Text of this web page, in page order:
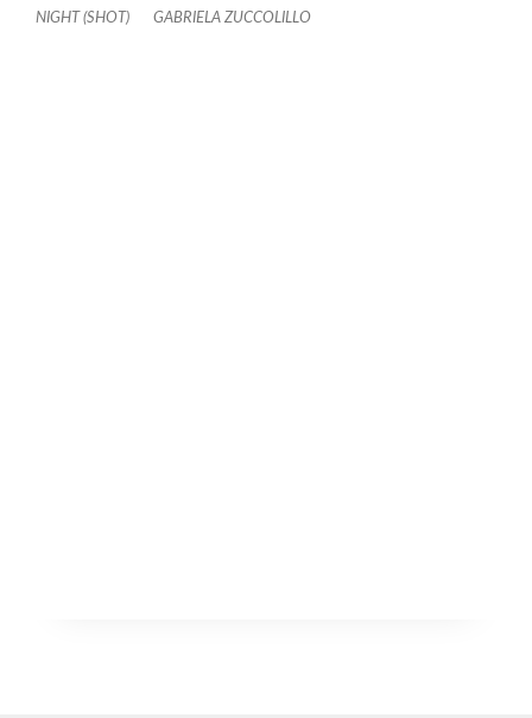
NIGHT (SHOT) GABRIELA ZUCCOLILLO